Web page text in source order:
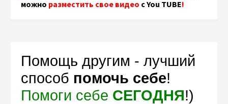
можно разместить свое видео с You TUBE!
Помощь другим - лучший
способ помочь себе!
Помоги себе СЕГОДНЯ!)